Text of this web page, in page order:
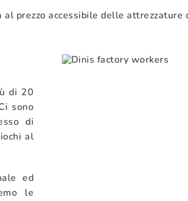
prezzo accessibile delle attrezzature
di 20
sono
di
al
ed
le